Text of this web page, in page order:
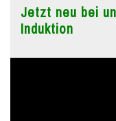
Jetzt neu bei
Induktion